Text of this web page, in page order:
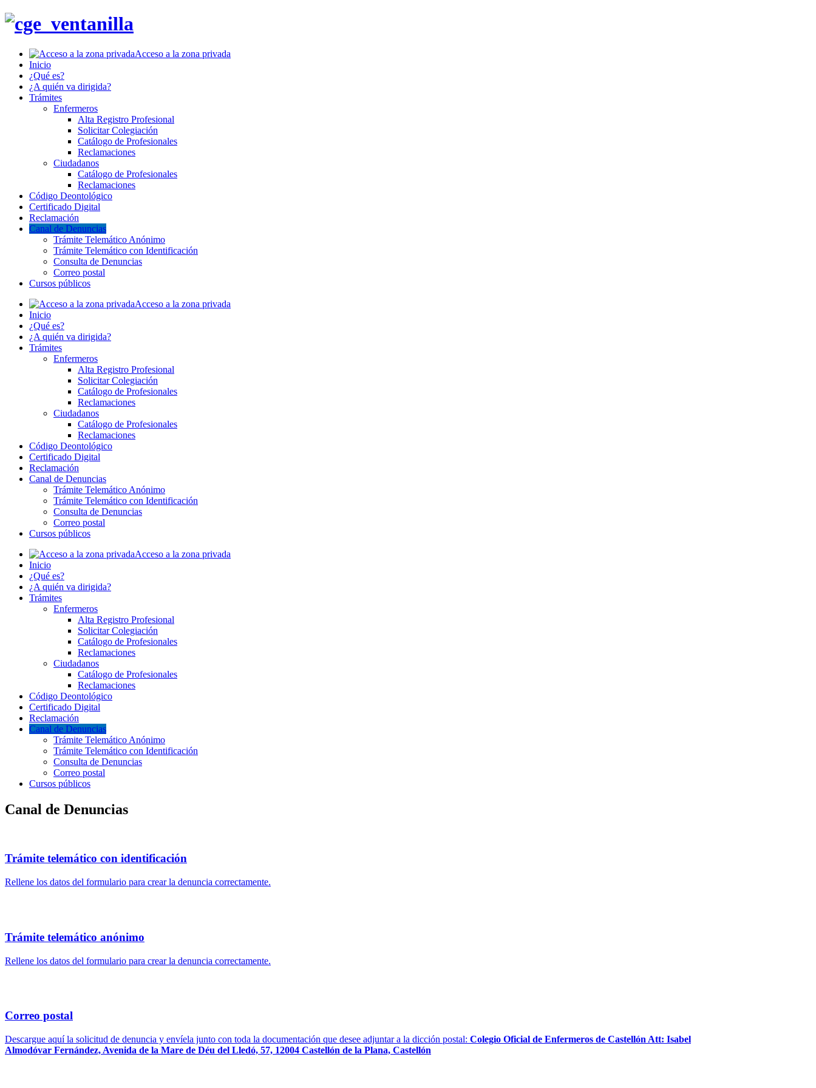
Acceso a la zona privada
Inicio
¿Qué es?
¿A quién va dirigida?
Trámites
Enfermeros
Alta Registro Profesional
Solicitar Colegiación
Catálogo de Profesionales
Reclamaciones
Ciudadanos
Catálogo de Profesionales
Reclamaciones
Código Deontológico
Certificado Digital
Reclamación
Canal de Denuncias
Trámite Telemático Anónimo
Trámite Telemático con Identificación
Consulta de Denuncias
Correo postal
Cursos públicos
Acceso a la zona privada
Inicio
¿Qué es?
¿A quién va dirigida?
Trámites
Enfermeros
Alta Registro Profesional
Solicitar Colegiación
Catálogo de Profesionales
Reclamaciones
Ciudadanos
Catálogo de Profesionales
Reclamaciones
Código Deontológico
Certificado Digital
Reclamación
Canal de Denuncias
Trámite Telemático Anónimo
Trámite Telemático con Identificación
Consulta de Denuncias
Correo postal
Cursos públicos
Acceso a la zona privada
Inicio
¿Qué es?
¿A quién va dirigida?
Trámites
Enfermeros
Alta Registro Profesional
Solicitar Colegiación
Catálogo de Profesionales
Reclamaciones
Ciudadanos
Catálogo de Profesionales
Reclamaciones
Código Deontológico
Certificado Digital
Reclamación
Canal de Denuncias
Trámite Telemático Anónimo
Trámite Telemático con Identificación
Consulta de Denuncias
Correo postal
Cursos públicos
Canal de Denuncias
Trámite telemático con identificación
Rellene los datos del formulario para crear la denuncia correctamente.
Trámite telemático anónimo
Rellene los datos del formulario para crear la denuncia correctamente.
Correo postal
Descargue aquí la solicitud de denuncia y envíela junto con toda la documentación que desee adjuntar a la dicción postal: Colegio Oficial de Enfermeros de Castellón Att: Isabel
Almodóvar Fernández, Avenida de la Mare de Déu del Lledó, 57, 12004 Castellón de la Plana, Castellón